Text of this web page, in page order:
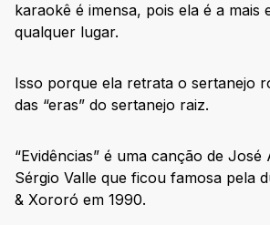
karaokê é imensa, pois ela é a mais
qualquer lugar.
Isso porque ela retrata o sertanejo
das “eras” do sertanejo raiz.
“Evidências” é uma canção de
Sérgio Valle que ficou famosa pela
& Xororó em 1990.